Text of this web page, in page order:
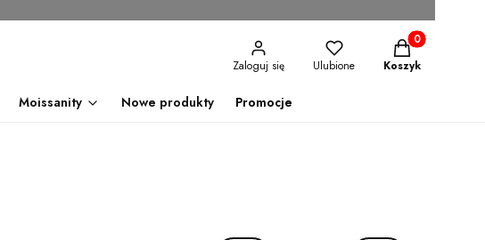
Zaloguj się Ulubione
Produkty w
Koszyk
Moissanity Nowe produkty Promocje